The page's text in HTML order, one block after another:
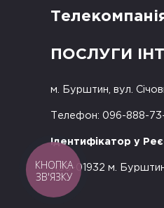
ПОСЛУГИ
м. Бурштин, вул.
Телефон: 096-888-
Ідентифікатор у
R50-01932 м.
КНОПКА
ЗВ'ЯЗКУ